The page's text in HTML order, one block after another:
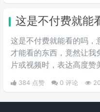
这是不付费就能
这是不付费就能看的吗，
才能看的东西，竟然让我
片或视频时，表达高度赞
来调侃那些标榜为 "少儿
评。它也可以用作粉丝对
现在很多精品都需要付费
384 点赞 0 评论